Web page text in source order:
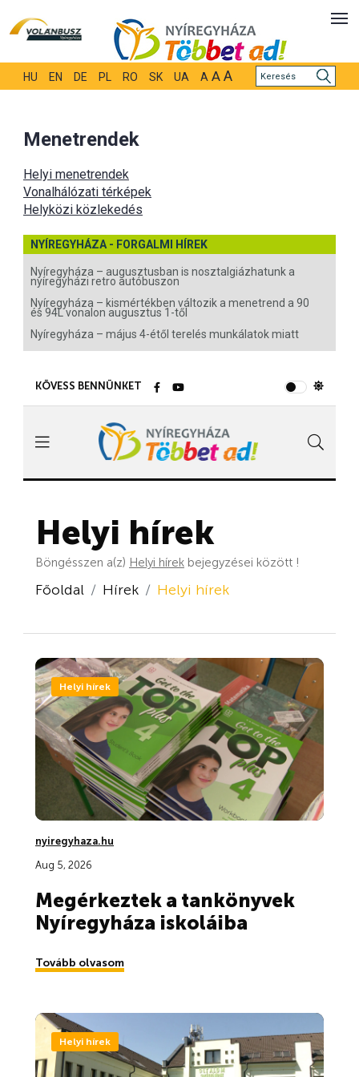
HU EN DE PL RO SK UA A A A
Menetrendek
Helyi menetrendek
Vonalhálózati térképek
Helyközi közlekedés
NYÍREGYHÁZA - FORGALMI HÍREK
Nyíregyháza – augusztusban is nosztalgiázhatunk a
nyíregyházi retro autóbuszon
Nyíregyháza – kismértékben változik a menetrend a 90
és 94L vonalon augusztus 1-től
Nyíregyháza – május 4-étől terelés munkálatok miatt